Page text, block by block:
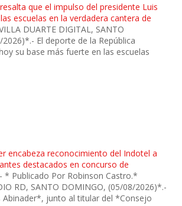
que el impulso del presidente Luis
escuelas en la verdadera cantera de
DUARTE DIGITAL, SANTO
El deporte de la República
su base más fuerte en las escuelas
encabeza reconocimiento del Indotel a
destacados en concurso de
- * Publicado Por Robinson Castro.*
RD, SANTO DOMINGO, (05/08/2026)*.-
Abinader*, junto al titular del *Consejo